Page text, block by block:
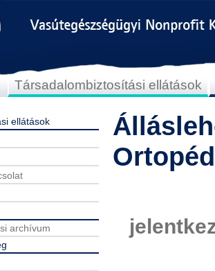
Társadalombiztosítási ellátások
ellátások
archívum